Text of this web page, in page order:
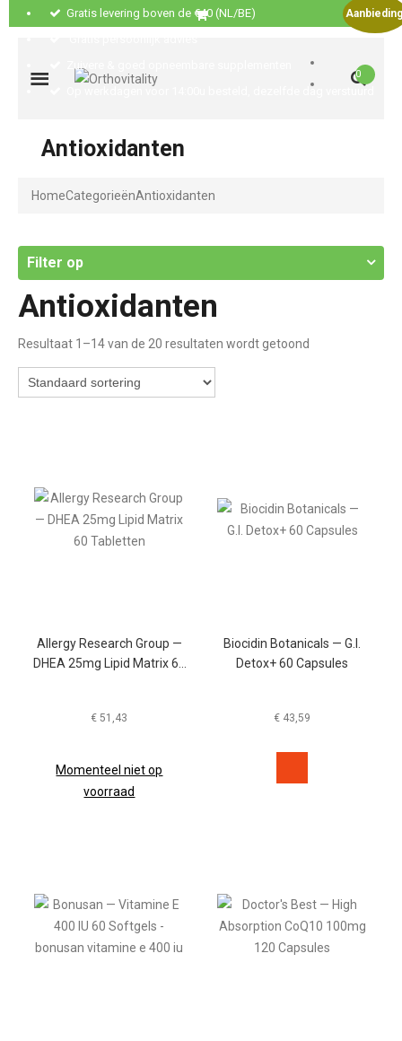
Gratis levering boven de €40 (NL/BE)
Zuivere & goed opneembare supplementen
0
Antioxidanten
HomeCategorieënAntioxidanten
Filter op
Antioxidanten
Resultaat 1–14 van de 20 resultaten wordt getoond
Allergy Research Group —
DHEA 25mg Lipid Matrix 60
€ 51,43
Momenteel niet op
voorraad
Biocidin Botanicals — G.I.
Detox+ 60 Capsules
€ 43,59